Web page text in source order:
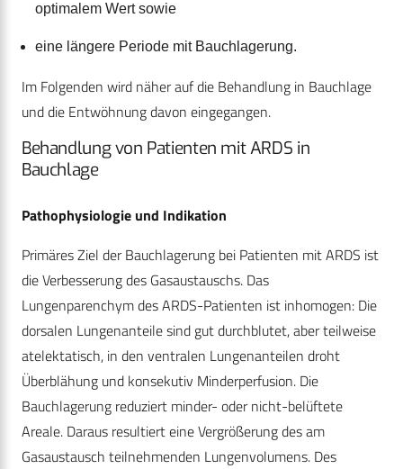
optimalem Wert sowie
eine längere Periode mit Bauchlagerung.
Im Folgenden wird näher auf die Behandlung in Bauchlage
und die Entwöhnung davon eingegangen.
Behandlung von Patienten mit ARDS in
Bauchlage
Pathophysiologie und Indikation
Primäres Ziel der Bauchlagerung bei Patienten mit ARDS ist
die Verbesserung des Gasaustauschs. Das
Lungenparenchym des ARDS-Patienten ist inhomogen: Die
dorsalen Lungenanteile sind gut durchblutet, aber teilweise
atelektatisch, in den ventralen Lungenanteilen droht
Überblähung und konsekutiv Minderperfusion. Die
Bauchlagerung reduziert minder- oder nicht-belüftete
Areale. Daraus resultiert eine Vergrößerung des am
Gasaustausch teilnehmenden Lungenvolumens. Des